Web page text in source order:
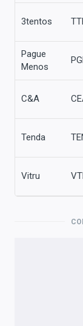
3tentos
Pague
Menos
C&A
Tenda
Vitru